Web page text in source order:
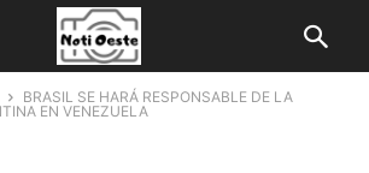
BRASIL SE HARÁ RESPONSABLE DE LA
EN VENEZUELA